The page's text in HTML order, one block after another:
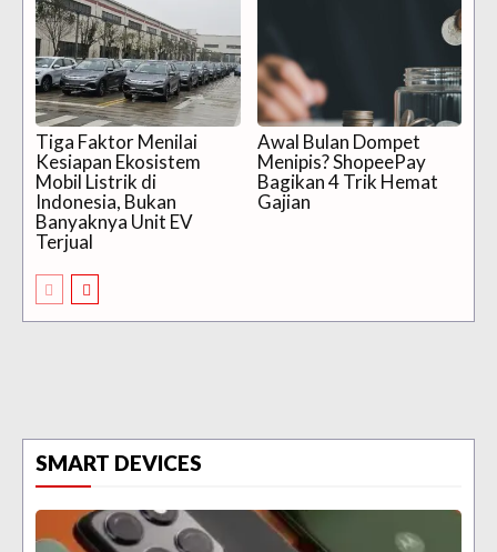
Tiga Faktor Menilai
Kesiapan Ekosistem
Mobil Listrik di
Indonesia, Bukan
Banyaknya Unit EV
Terjual
Awal Bulan Dompet
Menipis? ShopeePay
Bagikan 4 Trik Hemat
Gajian
SMART DEVICES